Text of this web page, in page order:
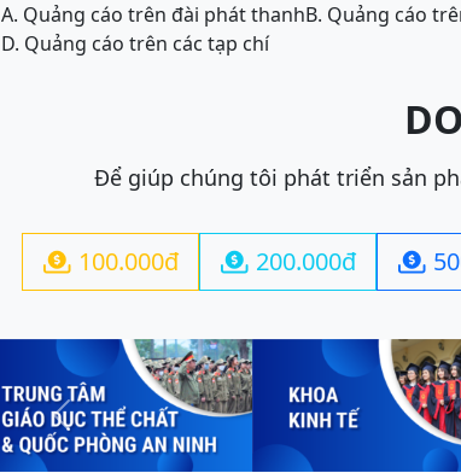
A. Quảng cáo trên đài phát thanhB. Quảng cáo
D. Quảng cáo trên các tạp chí
Để giúp chúng tôi phát triển sản
 100.000đ  200.000đ 
Previous